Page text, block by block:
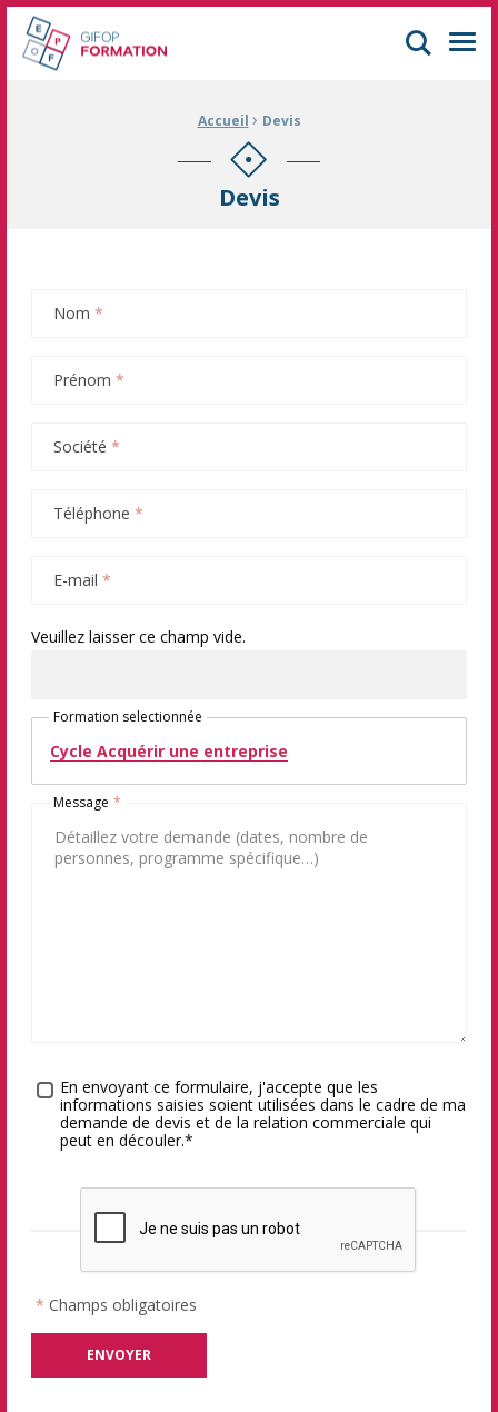
GIFOP Formation Centre de formation continue à Mulhouse
Accueil › Devis
Devis
Nom *
Prénom *
Société *
Téléphone *
E-mail *
Veuillez laisser ce champ vide.
Formation selectionnée
Cycle Acquérir une entreprise
Message *
Traitement des données *
En envoyant ce formulaire, j'accepte que les
informations saisies soient utilisées dans le cadre de ma
demande de devis et de la relation commerciale qui
peut en découler.*
* Champs obligatoires